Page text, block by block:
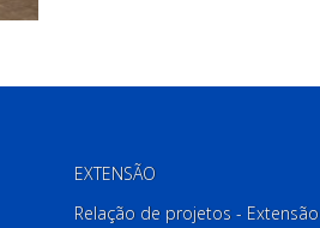
EXTENSÃO
Relação de projetos - Extensão